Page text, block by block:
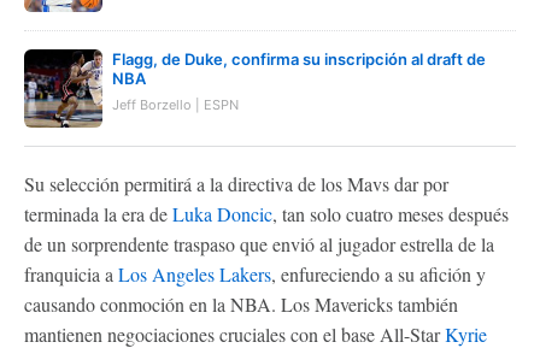
Flagg, de Duke, confirma su inscripción al draft de
NBA
Jeff Borzello | ESPN
Su selección permitirá a la directiva de los Mavs dar por
terminada la era deLuka Doncic, tan solo cuatro meses después
de un sorprendente traspaso que envió al jugador estrella de la
franquicia a Los Angeles Lakers, enfureciendo a su afición y
causando conmoción en la NBA. Los Mavericks también
mantienen negociaciones cruciales con el base All-StarKyrie